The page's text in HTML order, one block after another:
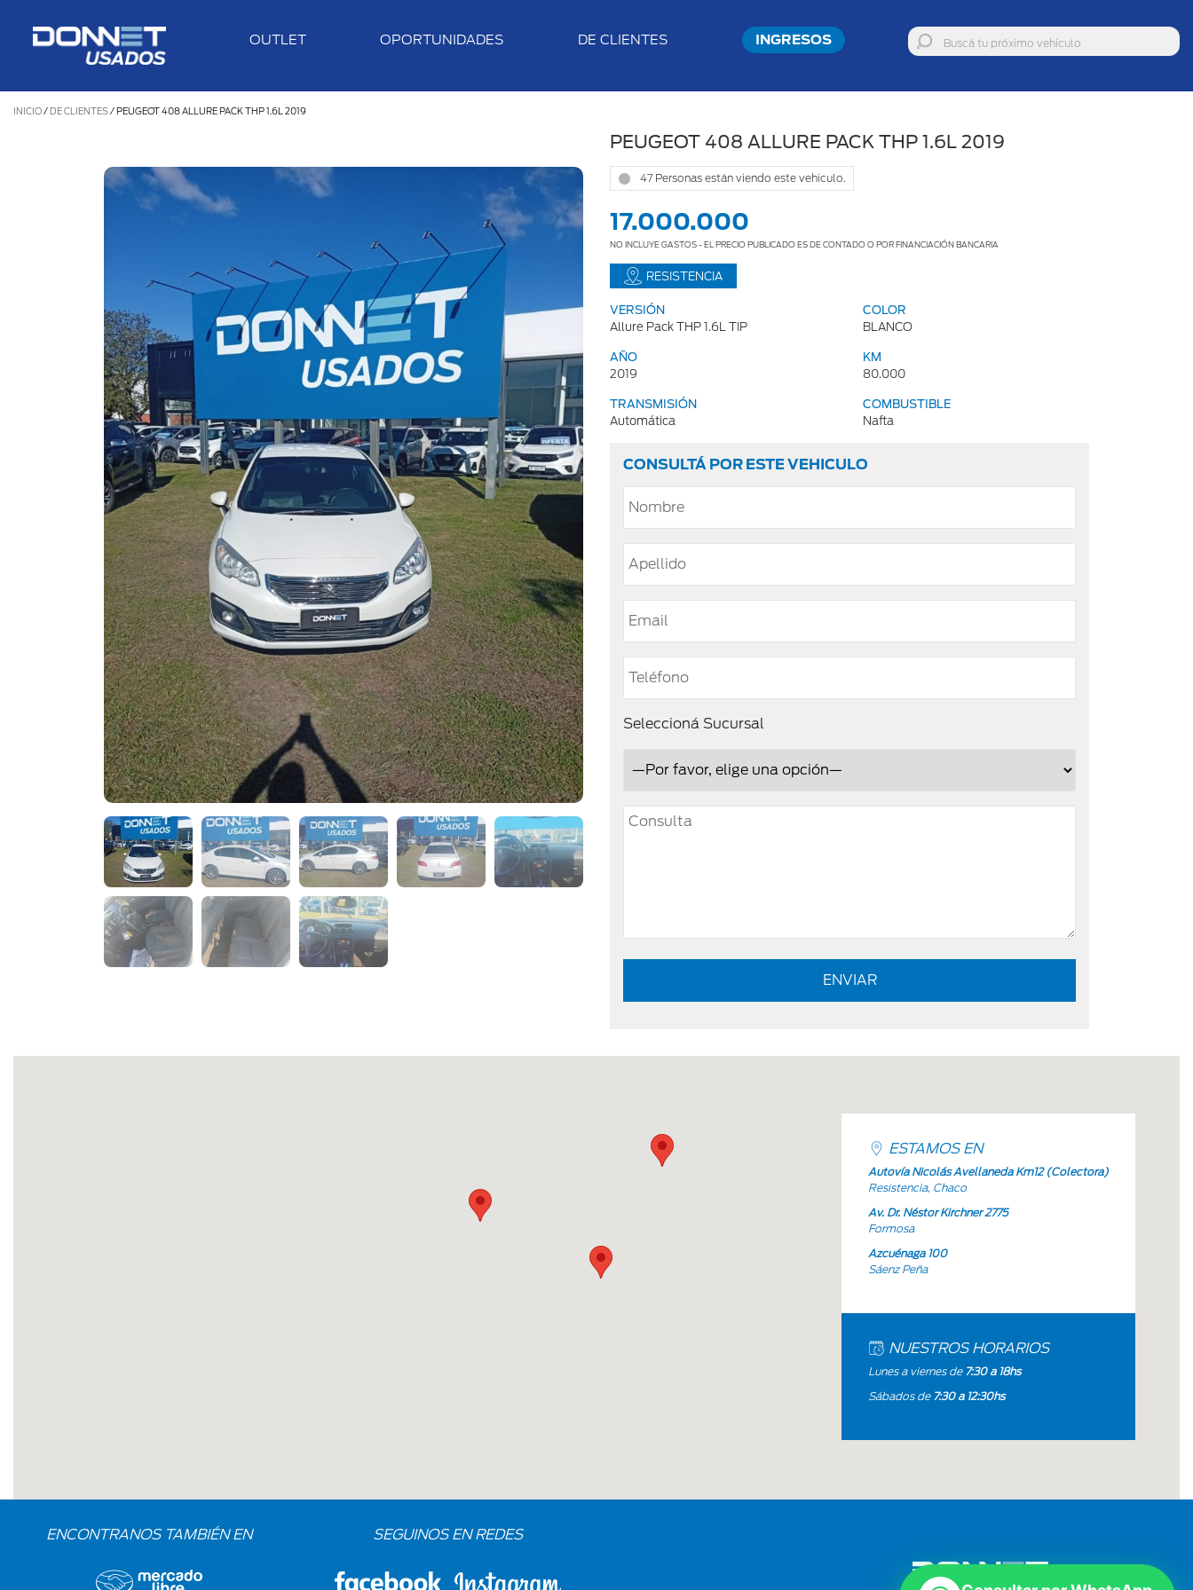
OUTLET OPORTUNIDADES DE CLIENTES INGRESOS
INICIO/ DE CLIENTES/PEUGEOT 408 ALLURE PACK THP 1.6L 2019
PEUGEOT 408 ALLURE PACK THP 1.6L 2019
47 Personas están viendo este vehiculo.
17.000.000
NO INCLUYE GASTOS - EL PRECIO PUBLICADO ES DE CONTADO O POR FINANCIACIÓN BANCARIA
RESISTENCIA
VERSIÓN
Allure Pack THP 1.6L TIP
COLOR
BLANCO
AÑO
2019
KM
80.000
TRANSMISIÓN
Automática
COMBUSTIBLE
Nafta
CONSULTÁ POR ESTE VEHICULO
Seleccioná Sucursal
ESTAMOS EN
Autovía Nicolás Avellaneda Km12 (Colectora)
Resistencia, Chaco
Av. Dr. Néstor Kirchner 2775
Formosa
Azcuénaga 100
Sáenz Peña
NUESTROS HORARIOS
Lunes a viernes de 7:30 a 18hs
Sábados de 7:30 a 12:30hs
ENCONTRANOS TAMBIÉN EN SEGUINOS EN REDES